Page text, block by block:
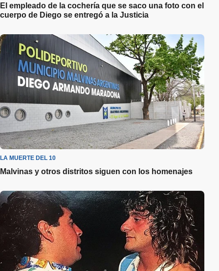
El empleado de la cochería que se saco una foto con el
cuerpo de Diego se entregó a la Justicia
LA MUERTE DEL 10
Malvinas y otros distritos siguen con los homenajes